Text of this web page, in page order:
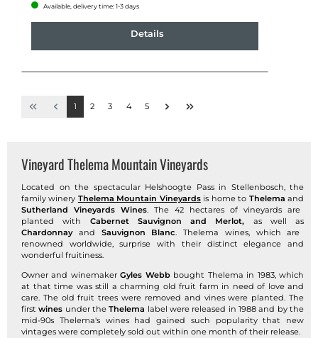
Available, delivery time: 1-3 days
Details
1 2 3 4 5
Vineyard Thelema Mountain Vineyards
Located on the spectacular Helshoogte Pass in Stellenbosch, the
family winery Thelema Mountain Vineyardsis home to Thelemaand
Sutherland Vineyards Wines . The 42 hectares of vineyards are
planted with Cabernet Sauvignon and Merlot, as well as
Chardonnay and Sauvignon Blanc . Thelema wines, which are
renowned worldwide, surprise with their distinct elegance and
wonderful fruitiness.
Owner and winemakerGyles Webbbought Thelema in 1983, which
at that time was still a charming old fruit farm in need of love and
care. The old fruit trees were removed and vines were planted. The
firstwines under theThelema label were released in 1988 and by the
mid-90s Thelema's wines had gained such popularity that new
vintages were completely sold out within one month of their release.